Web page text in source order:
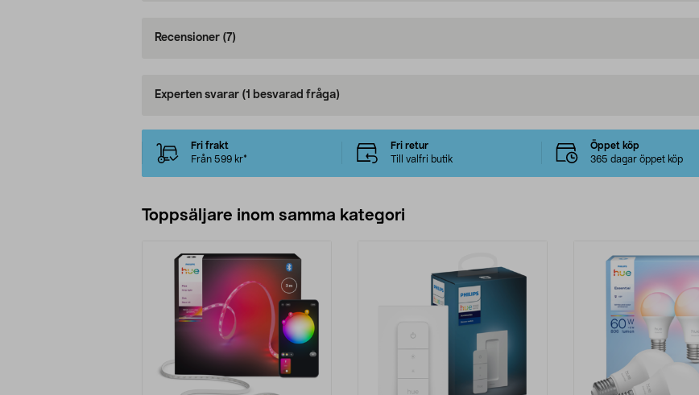
Recensioner (7)
Experten svarar (1 besvarad fråga)
Fri frakt
Från 599 kr*
Fri retur
Till valfri butik
Öppet köp
365 dagar öppet köp
Toppsäljare inom samma kategori